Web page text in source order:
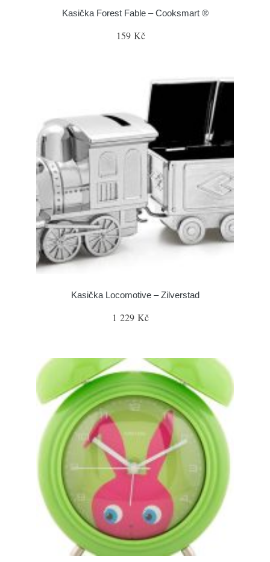
Kasička Forest Fable – Cooksmart ®
159 Kč
Kasička Locomotive – Zilverstad
1 229 Kč